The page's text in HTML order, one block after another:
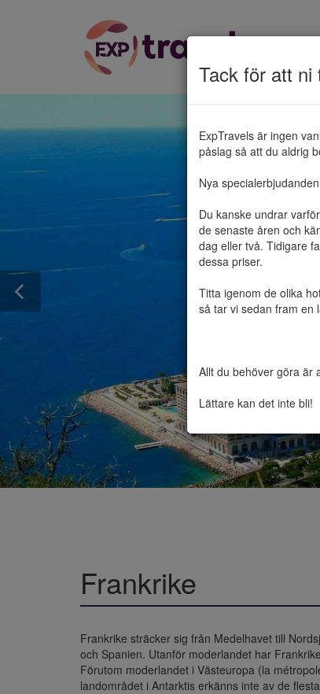
Tack för att ni
ExpTravels är ingen
påslag så att du aldrig
Nya
Du kanske undrar
de senaste åren och
dag eller två. Tidigare
dessa priser.
Titta igenom de olika
så tar vi sedan fram en
Allt du behöver göra är
Lättare kan det inte bli!
Frankrike
Frankrike sträcker sig från Medelhavet till
och Spanien. Utanför moderlandet har
Förutom moderlandet i Västeuropa (la
landområdet i Antarktis erkänns inte av de